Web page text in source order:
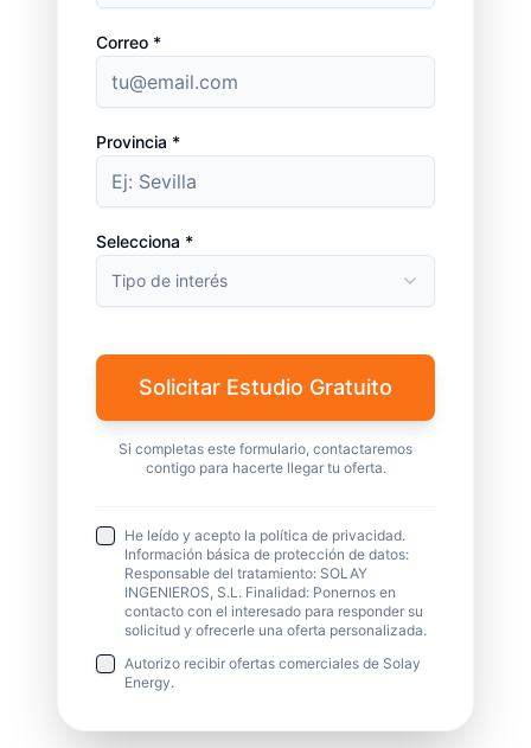
Correo *
Provincia *
Selecciona *
Tipo de interés
Solicitar Estudio Gratuito
Si completas este formulario, contactaremos
contigo para hacerte llegar tu oferta.
He leído y acepto la política de privacidad.
Información básica de protección de datos:
Responsable del tratamiento: SOLAY
INGENIEROS, S.L. Finalidad: Ponernos en
contacto con el interesado para responder su
solicitud y ofrecerle una oferta personalizada.
Autorizo recibir ofertas comerciales de Solay
Energy.